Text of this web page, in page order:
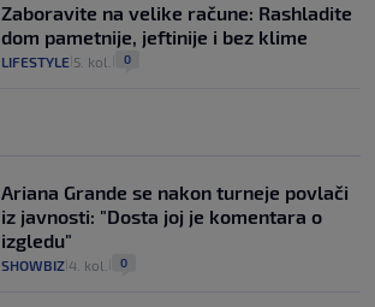
Zaboravite na velike račune: Rashladite
dom pametnije, jeftinije i bez klime
LIFESTYLE 5. kol. 0
Ariana Grande se nakon turneje povlači
iz javnosti: "Dosta joj je komentara o
izgledu"
SHOWBIZ 4. kol. 0